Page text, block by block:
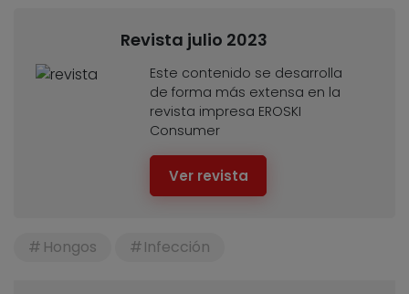
Revista julio 2023
Este contenido se desarrolla
de forma más extensa en la
revista impresa EROSKI
Consumer
Ver revista
Hongos Infección